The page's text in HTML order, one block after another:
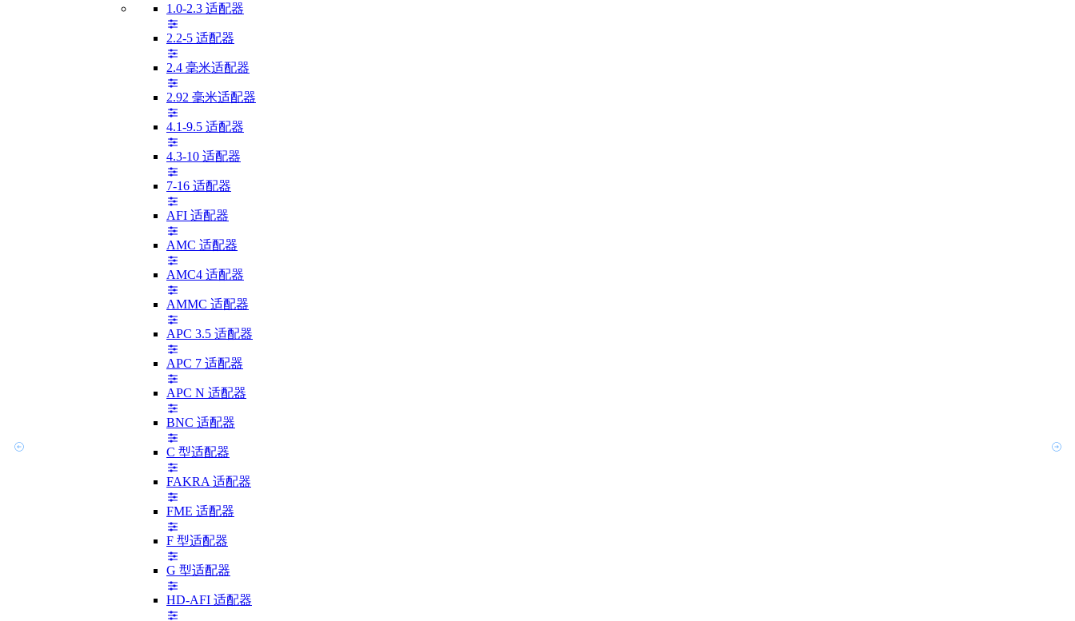
1.0-2.3 适配器
2.2-5 适配器
2.4 毫米适配器
2.92 毫米适配器
4.1-9.5 适配器
4.3-10 适配器
7-16 适配器
AFI 适配器
AMC 适配器
AMC4 适配器
AMMC 适配器
APC 3.5 适配器
APC 7 适配器
APC N 适配器
BNC 适配器
C 型适配器
FAKRA 适配器
FME 适配器
F 型适配器
G 型适配器
HD-AFI 适配器